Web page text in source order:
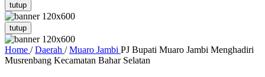
tutup
tutup
Home / Daerah / Muaro Jambi PJ Bupati Muaro Jambi Menghadiri
Musrenbang Kecamatan Bahar Selatan